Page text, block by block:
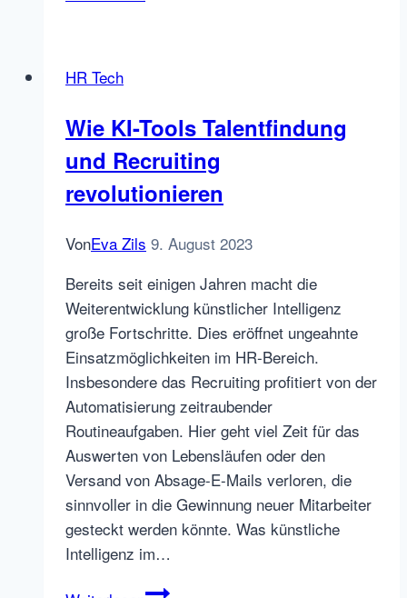
HR Tech
Wie KI-Tools Talentfindung
und Recruiting
revolutionieren
VonEva Zils 9. August 2023
Bereits seit einigen Jahren macht die
Weiterentwicklung künstlicher Intelligenz
große Fortschritte. Dies eröffnet ungeahnte
Einsatzmöglichkeiten im HR-Bereich.
Insbesondere das Recruiting profitiert von der
Automatisierung zeitraubender
Routineaufgaben. Hier geht viel Zeit für das
Auswerten von Lebensläufen oder den
Versand von Absage-E-Mails verloren, die
sinnvoller in die Gewinnung neuer Mitarbeiter
gesteckt werden könnte. Was künstliche
Intelligenz im…
Wie